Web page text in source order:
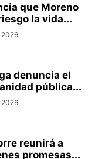
que Moreno
la vida...
2026
denuncia el
pública...
2026
reunirá a
promesas...